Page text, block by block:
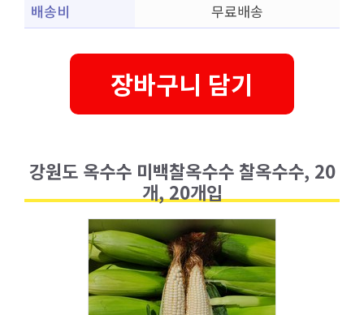
배송비
무료배송
장바구니 담기
강원도 옥수수 미백찰옥수수 찰옥수수, 20
개, 20개입